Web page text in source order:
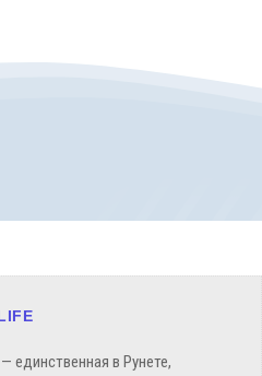
единственная в Рунете,